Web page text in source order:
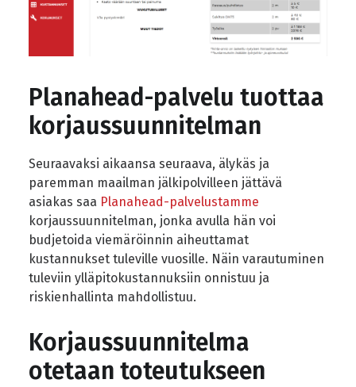
Planahead-palvelu tuottaa
korjaussuunnitelman
Seuraavaksi aikaansa seuraava, älykäs ja
paremman maailman jälkipolvilleen jättävä
asiakas saa Planahead-palvelustamme
korjaussuunnitelman, jonka avulla hän voi
budjetoida viemäröinnin aiheuttamat
kustannukset tuleville vuosille. Näin varautuminen
tuleviin ylläpitokustannuksiin onnistuu ja
riskienhallinta mahdollistuu.
Korjaussuunnitelma
otetaan toteutukseen